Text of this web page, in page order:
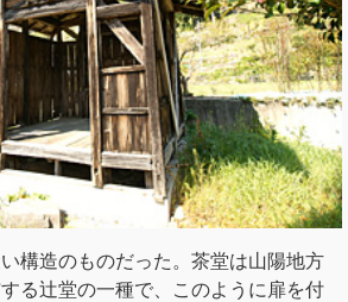
構造のものだった。茶堂は山陽地方
る辻堂の一種で、このように扉を付